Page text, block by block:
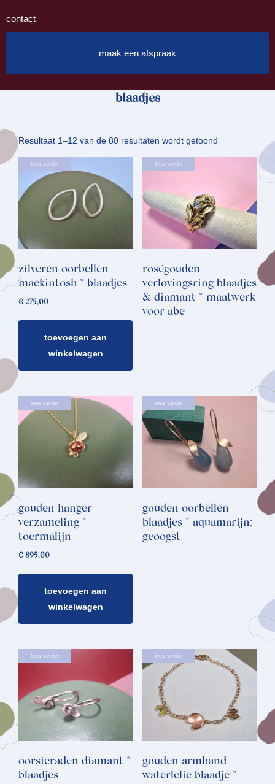
contact
maak een afspraak
blaadjes
Resultaat 1–12 van de 80 resultaten wordt getoond
op
lees verder
zilveren oorbellen
mackintosh * blaadjes
€ 275,00
toevoegen aan
winkelwagen
lees verder
roségouden
verlovingsring blaadjes
& diamant * maatwerk
voor abe
lees verder
gouden hanger
verzameling *
toermalijn
€ 895,00
toevoegen aan
winkelwagen
lees verder
gouden oorbellen
blaadjes * aquamarijn:
geoogst
lees verder
oorsieraden diamant *
blaadjes
lees verder
gouden armband
waterlelie blaadje *